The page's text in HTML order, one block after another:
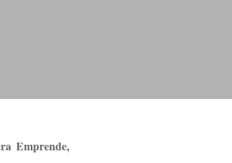
Emprende,